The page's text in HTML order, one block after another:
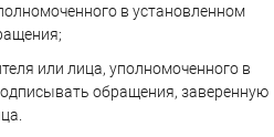
в установленном
или лица, уполномоченного в
обращения, заверенную